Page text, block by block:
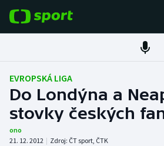
Fotbal
Hokej
EVROPSKÁ LIGA
Do Londýna a
stovky českých
ono
21. 12. 2012 | Zdroj: ČT sport, ČTK